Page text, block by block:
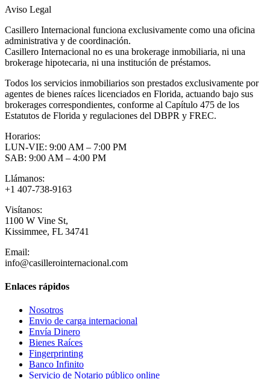
Aviso Legal
Casillero Internacional funciona exclusivamente como una oficina
administrativa y de coordinación.
Casillero Internacional no es una brokerage inmobiliaria, ni una
brokerage hipotecaria, ni una institución de préstamos.
Todos los servicios inmobiliarios son prestados exclusivamente por
agentes de bienes raíces licenciados en Florida, actuando bajo sus
brokerages correspondientes, conforme al Capítulo 475 de los
Estatutos de Florida y regulaciones del DBPR y FREC.
Horarios:
LUN-VIE: 9:00 AM – 7:00 PM
SAB: 9:00 AM – 4:00 PM
Llámanos:
+1 407-738-9163
Visítanos:
1100 W Vine St,
Kissimmee, FL 34741
Email:
info@casillerointernacional.com
Enlaces rápidos
Nosotros
Envio de carga internacional
Envía Dinero
Bienes Raíces
Fingerprinting
Banco Infinito
Servicio de Notario público online